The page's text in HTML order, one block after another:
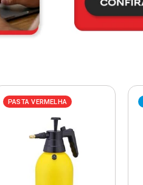
PASTA VERMELHA